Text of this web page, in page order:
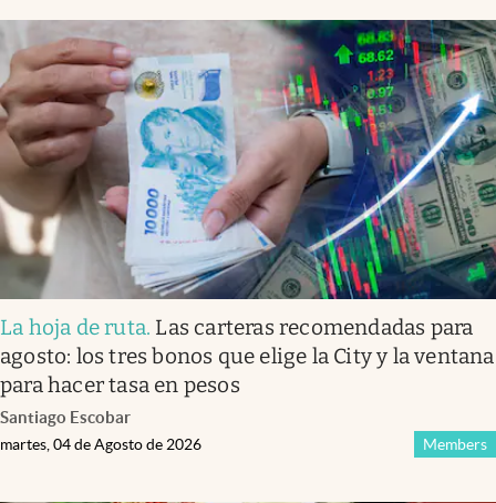
La hoja de ruta. Las carteras recomendadas para
agosto: los tres bonos que elige la City y la ventana
para hacer tasa en pesos
Santiago Escobar
Members
martes, 04 de Agosto de 2026